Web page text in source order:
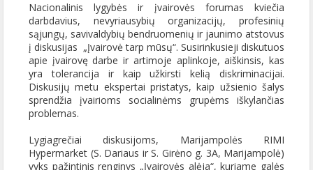
Nacionalinis lygybės ir įvairovės forumas kviečia
darbdavius, nevyriausybių organizacijų, profesinių
sąjungų, savivaldybių bendruomenių ir jaunimo atstovus
į diskusijas „Įvairovė tarp mūsų“. Susirinkusieji diskutuos
apie įvairovę darbe ir artimoje aplinkoje, aiškinsis, kas
yra tolerancija ir kaip užkirsti kelią diskriminacijai.
Diskusijų metu ekspertai pristatys, kaip užsienio šalys
sprendžia įvairioms socialinėms grupėms iškylančias
problemas.
Lygiagrečiai diskusijoms, Marijampolės RIMI
Hypermarket (S. Dariaus ir S. Girėno g. 3A, Marijampolė)
vyks pažintinis renginys „Įvairovės alėja“, kuriame galės